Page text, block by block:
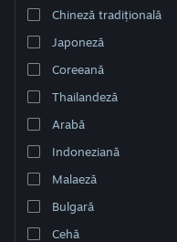
Schimbă limba
Vezi site în versiunea
Chineză tradițională
Japoneză
Coreeană
Thailandeză
Arabă
Indoneziană
Malaeză
Bulgară
Cehă
0 rezultate corespund căutării
de preferințele tale.